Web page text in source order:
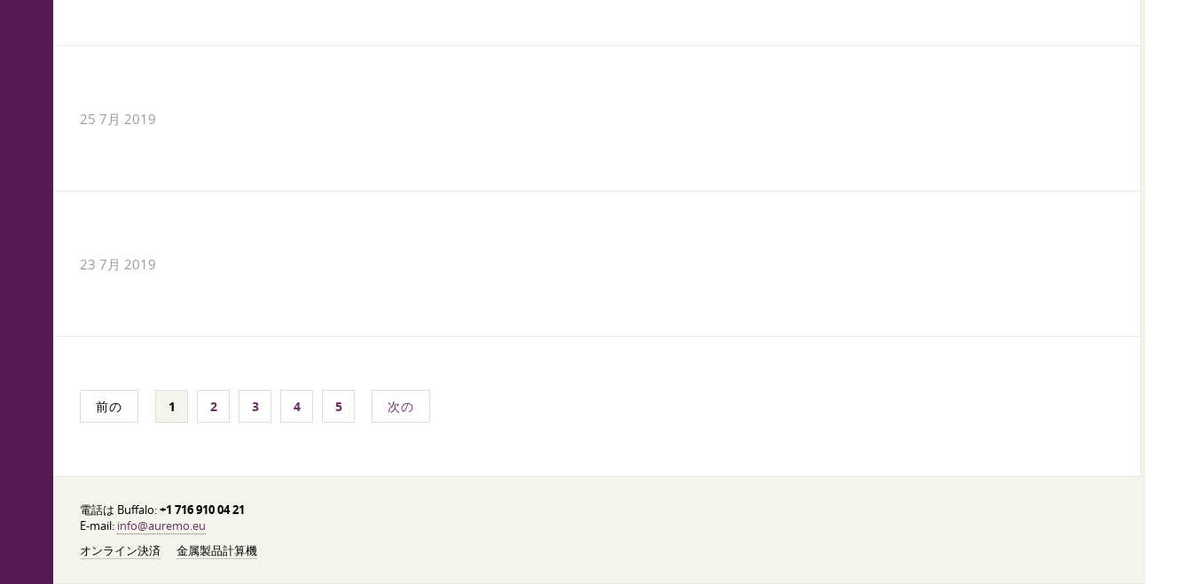
25 7月 2019
23 7月 2019
前の 1 2 3 4 5 次の
電話は Buffalo:+1 716 910 04 21
E-mail: info@auremo.eu
オンライン決済
金属製品計算機